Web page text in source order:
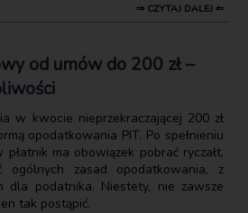
⇒ CZYTAJ DALEJ ⇐
od umów do 200 zł –
w kwocie nieprzekraczającej 200 zł
opodatkowania PIT. Po spełnieniu
ma obowiązek pobrać ryczałt,
ogólnych zasad opodatkowania, z
dla podatnika. Niestety, nie zawsze
tak postąpić.